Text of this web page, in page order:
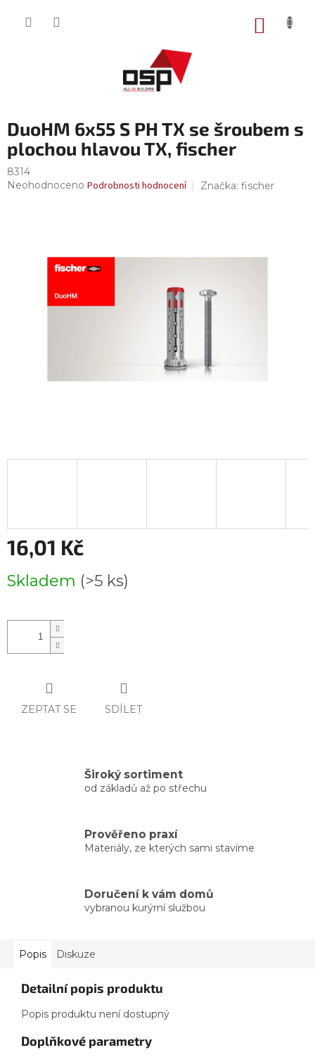
DuoHM 6x55 S PH TX se šroubem s
plochou hlavou TX, fischer
8314
Průměrné
Neohodnoceno Podrobnosti hodnocení Značka: fischer
16,01 Kč
cena:
Skladem (>5 ks)
ZEPTAT SE SDÍLET
Široký sortiment
od základů až po střechu
Prověřeno praxí
Materiály, ze kterých sami stavíme
Doručení k vám domů
vybranou kurýrní službou
Popis Diskuze
Detailní popis produktu
Popis produktu není dostupný
Doplňkové parametry